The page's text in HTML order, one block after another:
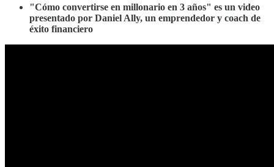
"Cómo convertirse en millonario en 3 años" es un video
presentado por Daniel Ally, un emprendedor y coach de
éxito financiero